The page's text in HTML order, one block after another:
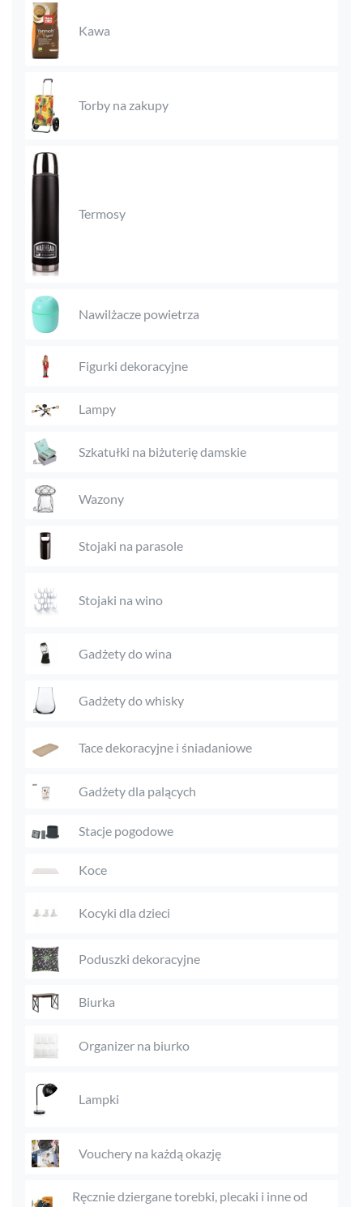
Kawa
Torby na zakupy
Termosy
Nawilżacze powietrza
Figurki dekoracyjne
Lampy
Szkatułki na biżuterię damskie
Wazony
Stojaki na parasole
Stojaki na wino
Gadżety do wina
Gadżety do whisky
Tace dekoracyjne i śniadaniowe
Gadżety dla palących
Stacje pogodowe
Koce
Kocyki dla dzieci
Poduszki dekoracyjne
Biurka
Organizer na biurko
Lampki
Vouchery na każdą okazję
Ręcznie dziergane torebki, plecaki i inne od